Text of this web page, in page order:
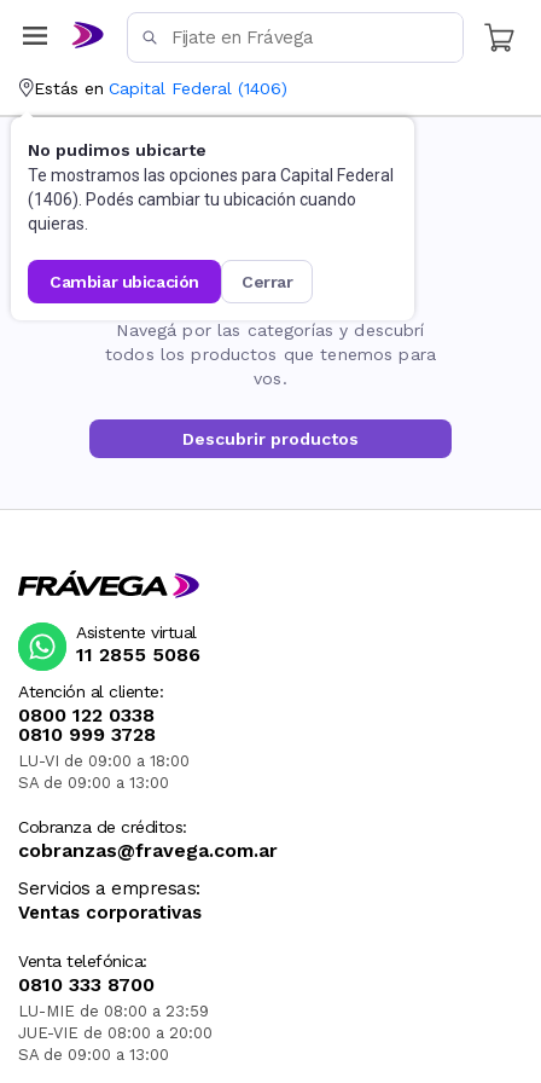
Estás en Capital Federal (1406)
No pudimos ubicarte
Te mostramos las opciones para Capital Federal
(1406). Podés cambiar tu ubicación cuando
quieras.
cambiar ubicación cerrar
La página no existe
Navegá por las categorías y descubrí
todos los productos que tenemos para
vos.
Descubrir productos
Atención al cliente:
0800 122 0338
0810 999 3728
LU-VI de 09:00 a 18:00
SA de 09:00 a 13:00
Cobranza de créditos:
cobranzas@fravega.com.ar
Servicios a empresas:
Ventas corporativas
Venta telefónica:
0810 333 8700
LU-MIE de 08:00 a 23:59
JUE-VIE de 08:00 a 20:00
SA de 09:00 a 13:00
Asistente virtual
11 2855 5086